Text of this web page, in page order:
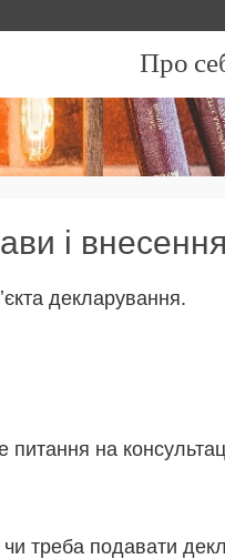
Про
і
декларування.
питання на
треба подавати